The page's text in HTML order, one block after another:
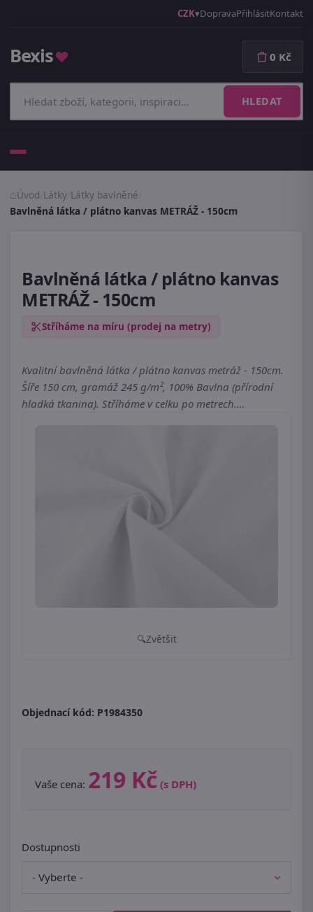
CZK DopravaPřihlásitKontakt
Bexis♥
HLEDAT
0 Kč
Úvod Látky Látky bavlněné
Bavlněná látka / plátno kanvas METRÁŽ - 150cm
Bavlněná látka / plátno kanvas
METRÁŽ - 150cm
Stříháme na míru (prodej na metry)
Kvalitní bavlněná látka / plátno kanvas metráž - 150cm.
Šíře 150 cm, gramáž 245 g/m², 100% Bavlna (přírodní
hladká tkanina). Stříháme v celku po metrech.…
Zvětšit
Objednací kód: P1984350
Vaše cena: 219 Kč (s DPH)
Dostupnosti